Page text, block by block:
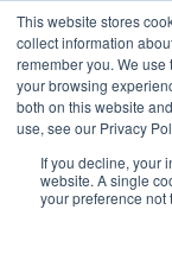
This website stores
collect information
remember you. We
your browsing
both on this website
use, see our Privacy
If you decline, your
website. A single
your preference not